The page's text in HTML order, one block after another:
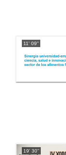
11' 09''
19' 30''